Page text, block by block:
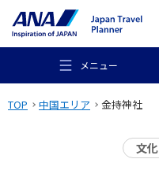
メニュー
TOP 中国エリア 金持神社
文化